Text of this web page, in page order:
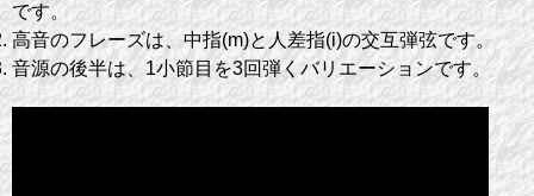
です。
高音のフレーズは、中指(m)と人差指(i)の交互弾弦です。
音源の後半は、1小節目を3回弾くバリエーションです。